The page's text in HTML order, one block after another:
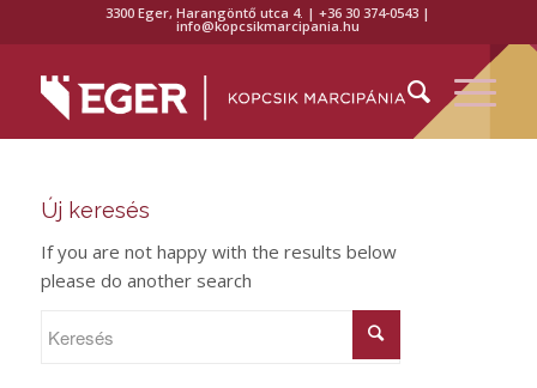
3300 Eger, Harangöntő utca 4. | +36 30 374-0543 |
info@kopcsikmarcipania.hu
Új keresés
If you are not happy with the results below
please do another search